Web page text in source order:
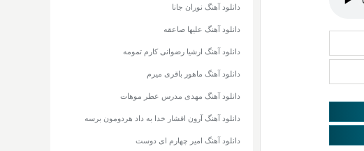
دانلود آهنگ نوران جانا
دانلود آهنگ علیها صاعقه
دانلود آهنگ ارشیا رضوانی کارم تمومه
دانلود آهنگ ماهور باقری میرم
دانلود آهنگ مهدی مدرس عطر موهات
دانلود آهنگ آرون افشار خدا به داد هردومون برسه
دانلود آهنگ امیر چهارم ای دوست